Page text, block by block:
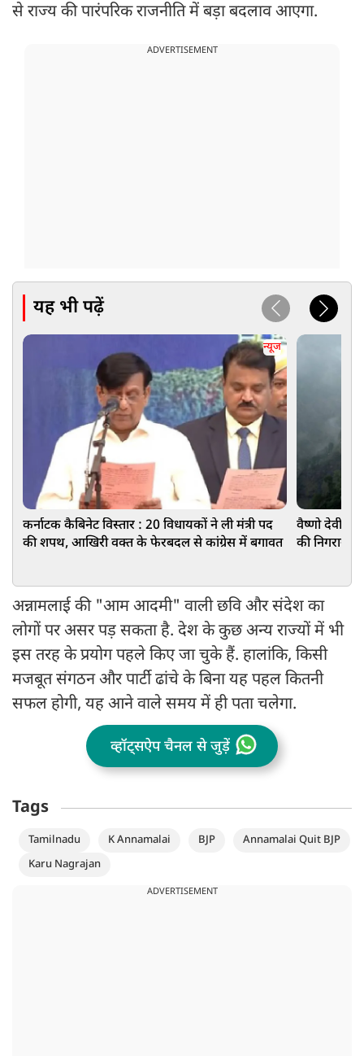
से राज्य की पारंपरिक राजनीति में बड़ा बदलाव आएगा.
ADVERTISEMENT
यह भी पढ़ें
न्यूज
कर्नाटक कैबिनेट विस्तार : 20 विधायकों ने ली मंत्री पद
की शपथ, आखिरी वक्त के फेरबदल से कांग्रेस में बगावत
वैष्णो देवी
की निगरानी
अन्नामलाई की "आम आदमी" वाली छवि और संदेश का
लोगों पर असर पड़ सकता है. देश के कुछ अन्य राज्यों में भी
इस तरह के प्रयोग पहले किए जा चुके हैं. हालांकि, किसी
मजबूत संगठन और पार्टी ढांचे के बिना यह पहल कितनी
सफल होगी, यह आने वाले समय में ही पता चलेगा.
व्हॉट्सऐप चैनल से जुड़ें
Tags
Tamilnadu K Annamalai BJP
Annamalai Quit BJP
Karu Nagrajan
ADVERTISEMENT